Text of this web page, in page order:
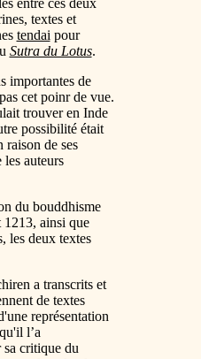
entre ces deux
textes et
tendai pour
Sutra du Lotus.
importantes de
cet poinr de vue.
trouver en Inde
possibilité était
raison de ses
auteurs
du bouddhisme
ainsi que
les deux textes
a transcrits et
de textes
représentation
l’a
sa critique du